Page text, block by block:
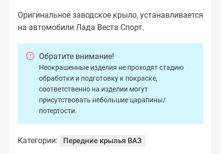
Оригинальное заводское крыло, устанавливается
на автомобили Лада Веста Спорт.
Обратите внимание!
Неокрашенные изделия не проходят стадию
обработки и подготовку к покраске,
соответственно на изделии могут
присутствовать небольшие царапины/
потертости.
Категории: Передние крылья ВАЗ